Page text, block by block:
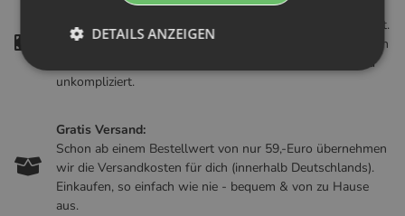
Geld zurück:
Es kann doch immer passieren, dass etwas mal nicht passt.
Wenn du unzufrieden mit deinem Produkt bist, ist dies kein
Grund zur Sorge! Wir kümmern uns darum - schnell und
unkompliziert.
Gratis Versand:
Schon ab einem Bestellwert von nur 59,-Euro übernehmen
wir die Versandkosten für dich (innerhalb Deutschlands).
Einkaufen, so einfach wie nie - bequem & von zu Hause
aus.
DETAILS ANZEIGEN